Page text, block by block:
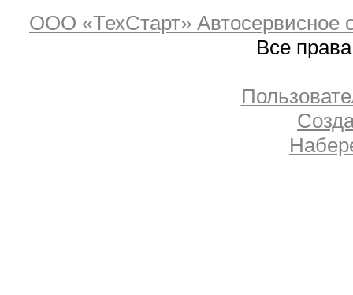
ООО «ТехСтарт» Автосервисное
Все